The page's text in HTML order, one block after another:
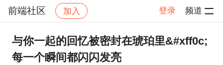
前端社区 加入 登录 频道
社区 前端社区 感慨 帖子详情
与你一起的回忆被密封在琥珀里&#xff0c;
每一个瞬间都闪闪发亮